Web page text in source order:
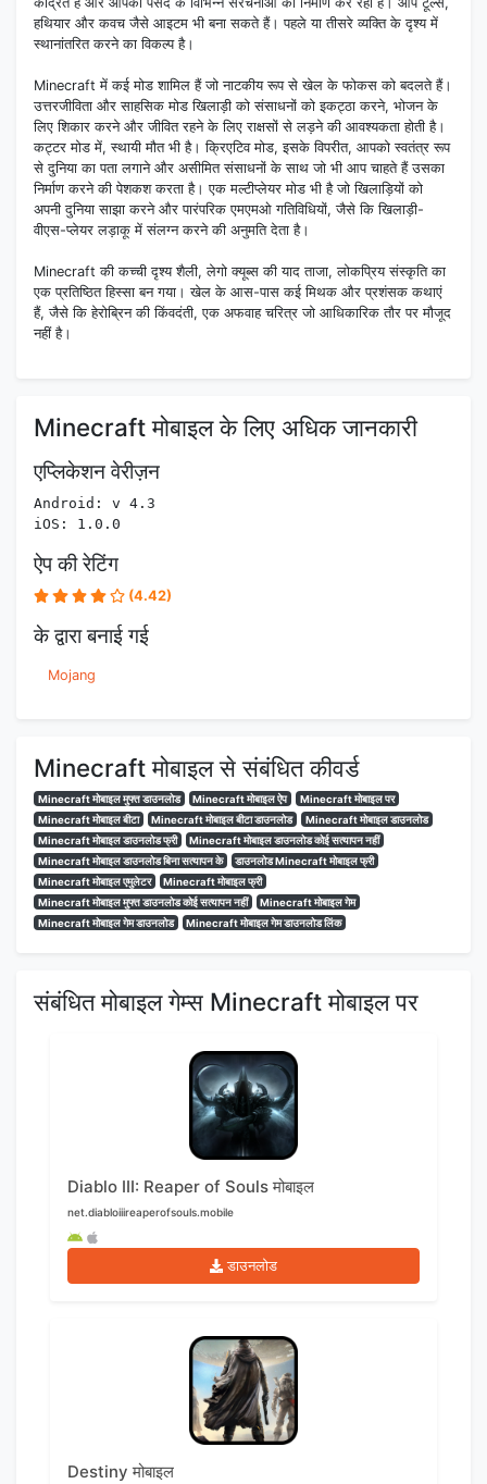
हथियार और कवच जैसे आइटम भी बना सकते हैं। पहले या तीसरे व्यक्ति के दृश्य में
स्थानांतरित करने का विकल्प है।
Minecraft में कई मोड शामिल हैं जो नाटकीय रूप से खेल के फोकस को बदलते हैं।
उत्तरजीविता और साहसिक मोड खिलाड़ी को संसाधनों को इकट्ठा करने, भोजन के
लिए शिकार करने और जीवित रहने के लिए राक्षसों से लड़ने की आवश्यकता होती है।
कट्टर मोड में, स्थायी मौत भी है। क्रिएटिव मोड, इसके विपरीत, आपको स्वतंत्र रूप
से दुनिया का पता लगाने और असीमित संसाधनों के साथ जो भी आप चाहते हैं उसका
निर्माण करने की पेशकश करता है। एक मल्टीप्लेयर मोड भी है जो खिलाड़ियों को
अपनी दुनिया साझा करने और पारंपरिक एमएमओ गतिविधियों, जैसे कि खिलाड़ी-
वीएस-प्लेयर लड़ाकू में संलग्न करने की अनुमति देता है।
Minecraft की कच्ची दृश्य शैली, लेगो क्यूब्स की याद ताजा, लोकप्रिय संस्कृति का
एक प्रतिष्ठित हिस्सा बन गया। खेल के आस-पास कई मिथक और प्रशंसक कथाएं
हैं, जैसे कि हेरोब्रिन की किंवदंती, एक अफवाह चरित्र जो आधिकारिक तौर पर मौजूद
नहीं है।
Minecraft मोबाइल के लिए अधिक जानकारी
एप्लिकेशन वेरीज़न
Android: v 4.3
iOS: 1.0.0
ऐप की रेटिंग
(4.42)
के द्वारा बनाई गई
Mojang
Minecraft मोबाइल से संबंधित कीवर्ड
Minecraft मोबाइल मुफ्त डाउनलोड Minecraft मोबाइल ऐप
Minecraft मोबाइल पर
Minecraft मोबाइल बीटा
Minecraft मोबाइल बीटा डाउनलोड
Minecraft मोबाइल डाउनलोड
Minecraft मोबाइल डाउनलोड फ्री
Minecraft मोबाइल डाउनलोड कोई सत्यापन नहीं
Minecraft मोबाइल डाउनलोड बिना सत्यापन के
डाउनलोड Minecraft मोबाइल फ्री
Minecraft मोबाइल एमुलेटर
Minecraft मोबाइल फ्री
Minecraft मोबाइल मुफ्त डाउनलोड कोई सत्यापन नहीं
Minecraft मोबाइल गेम
Minecraft मोबाइल गेम डाउनलोड
Minecraft मोबाइल गेम डाउनलोड लिंक
संबंधित मोबाइल गेम्स Minecraft मोबाइल पर
Diablo III: Reaper of Souls मोबाइल
net.diabloiiireaperofsouls.mobile
डाउनलोड
Destiny मोबाइल